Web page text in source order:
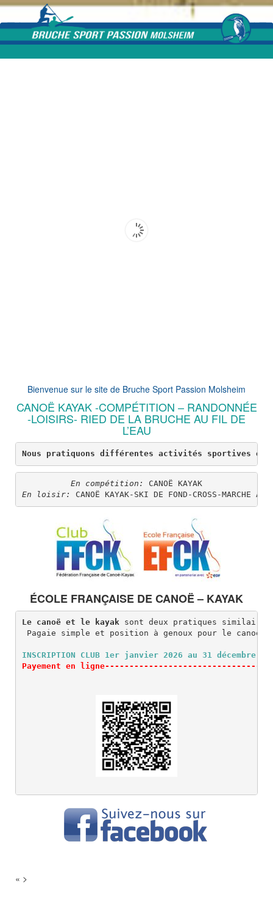
Bienvenue sur le site de Bruche Sport Passion Molsheim
CANOË KAYAK -COMPÉTITION – RANDONNÉE
-LOISIRS- RIED DE LA BRUCHE AU FIL DE
L’EAU
Nous pratiquons différentes activités sportives
En compétition:
En loisir:
CANOË KAYAK-SKI DE FOND-CROSS-MARCHE A
ÉCOLE FRANÇAISE DE CANOË – KAYAK
Le canoë et le kayak sont deux pratiques
INSCRIPTION CLUB 1er janvier 2026 au 31
Payement en
« >